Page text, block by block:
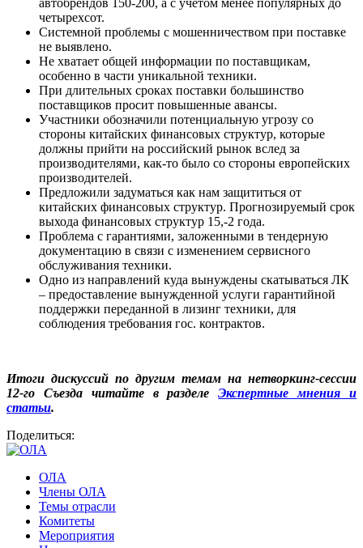
четырехсот.
Системной проблемы с мошенничеством при поставке
не выявлено.
Не хватает общей информации по поставщикам,
особенно в части уникальной техники.
При длительных сроках поставки большинство
поставщиков просит повышенные авансы.
Участники обозначили потенциальную угрозу со
стороны китайских финансовых структур, которые
должны прийти на российский рынок вслед за
производителями, как-то было со стороны европейских
производителей.
Предложили задуматься как нам защититься от
китайских финансовых структур. Прогнозируемый срок
выхода финансовых структур 15,-2 года.
Проблема с гарантиями, заложенными в тендерную
документацию в связи с изменением сервисного
обслуживания техники.
Одно из направлений куда вынуждены скатываться ЛК
– предоставление вынужденной услуги гарантийной
поддержки переданной в лизинг техники, для
соблюдения требования гос. контрактов.
Итоги дискуссий по другим темам на нетворкинг-сессии
12-го Съезда читайте в разделеЭкспертные мнения и
статьи.
Поделиться:
ОЛА
Члены ОЛА
Темы отрасли
Комитеты
Мероприятия